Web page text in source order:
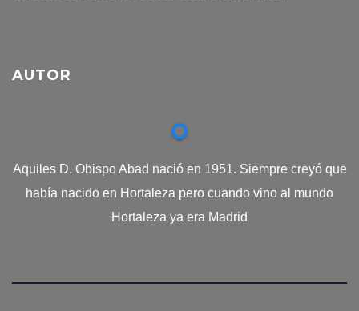
AUTOR
Aquiles D. Obispo Abad nació en 1951. Siempre creyó que
había nacido en Hortaleza pero cuando vino al mundo
Hortaleza ya era Madrid